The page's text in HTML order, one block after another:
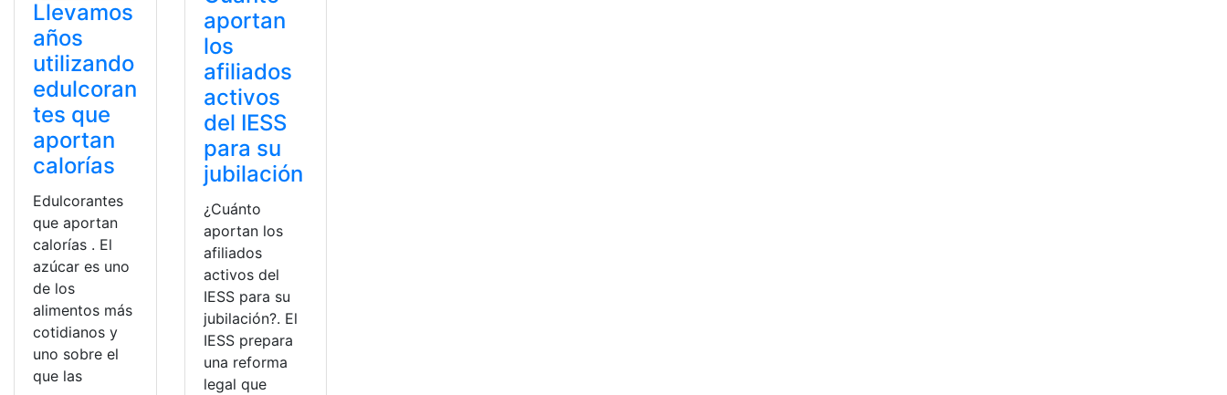
Llevamos
años
utilizando
edulcoran
tes que
aportan
calorías
Edulcorantes
que aportan
calorías . El
azúcar es uno
de los
alimentos más
cotidianos y
uno sobre el
que las
aportan
los
afiliados
activos
del IESS
para su
jubilación
¿Cuánto
aportan los
afiliados
activos del
IESS para su
jubilación?. El
IESS prepara
una reforma
legal que